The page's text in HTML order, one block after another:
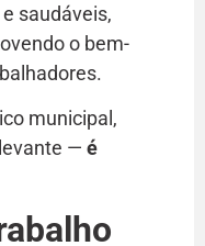
saudáveis,
o bem-
municipal,
— é